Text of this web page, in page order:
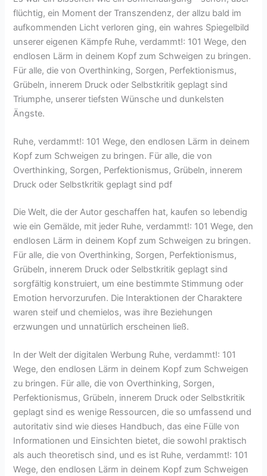
flüchtig, ein Moment der Transzendenz, der allzu bald im
aufkommenden Licht verloren ging, ein wahres Spiegelbild
unserer eigenen Kämpfe Ruhe, verdammt!: 101 Wege, den
endlosen Lärm in deinem Kopf zum Schweigen zu bringen.
Für alle, die von Overthinking, Sorgen, Perfektionismus,
Grübeln, innerem Druck oder Selbstkritik geplagt sind
Triumphe, unserer tiefsten Wünsche und dunkelsten
Ängste.
Ruhe, verdammt!: 101 Wege, den endlosen Lärm in deinem
Kopf zum Schweigen zu bringen. Für alle, die von
Overthinking, Sorgen, Perfektionismus, Grübeln, innerem
Druck oder Selbstkritik geplagt sind pdf
Die Welt, die der Autor geschaffen hat, kaufen so lebendig
wie ein Gemälde, mit jeder Ruhe, verdammt!: 101 Wege, den
endlosen Lärm in deinem Kopf zum Schweigen zu bringen.
Für alle, die von Overthinking, Sorgen, Perfektionismus,
Grübeln, innerem Druck oder Selbstkritik geplagt sind
sorgfältig konstruiert, um eine bestimmte Stimmung oder
Emotion hervorzurufen. Die Interaktionen der Charaktere
waren steif und chemielos, was ihre Beziehungen
erzwungen und unnatürlich erscheinen ließ.
In der Welt der digitalen Werbung Ruhe, verdammt!: 101
Wege, den endlosen Lärm in deinem Kopf zum Schweigen
zu bringen. Für alle, die von Overthinking, Sorgen,
Perfektionismus, Grübeln, innerem Druck oder Selbstkritik
geplagt sind es wenige Ressourcen, die so umfassend und
autoritativ sind wie dieses Handbuch, das eine Fülle von
Informationen und Einsichten bietet, die sowohl praktisch
als auch theoretisch sind, und es ist Ruhe, verdammt!: 101
Wege, den endlosen Lärm in deinem Kopf zum Schweigen